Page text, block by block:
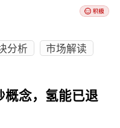
分析
市场解读
概念，氢能已退